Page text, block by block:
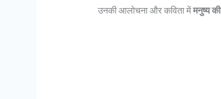
उनकी आलोचना और कविता मेंमनुष्य